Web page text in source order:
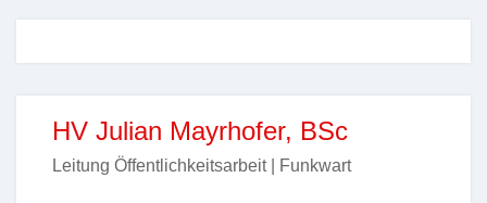
HV Julian Mayrhofer, BSc
Leitung Öffentlichkeitsarbeit | Funkwart